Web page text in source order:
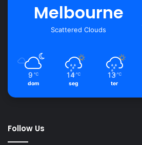
Melbourne
Scattered Clouds
9 ℃
dom
14 ℃
seg
13 ℃
ter
Follow Us